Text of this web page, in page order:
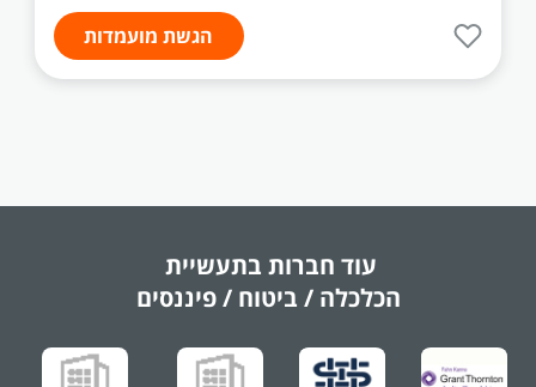
הגשת מועמדות
עוד חברות בתעשיית
הכלכלה / ביטוח / פיננסים